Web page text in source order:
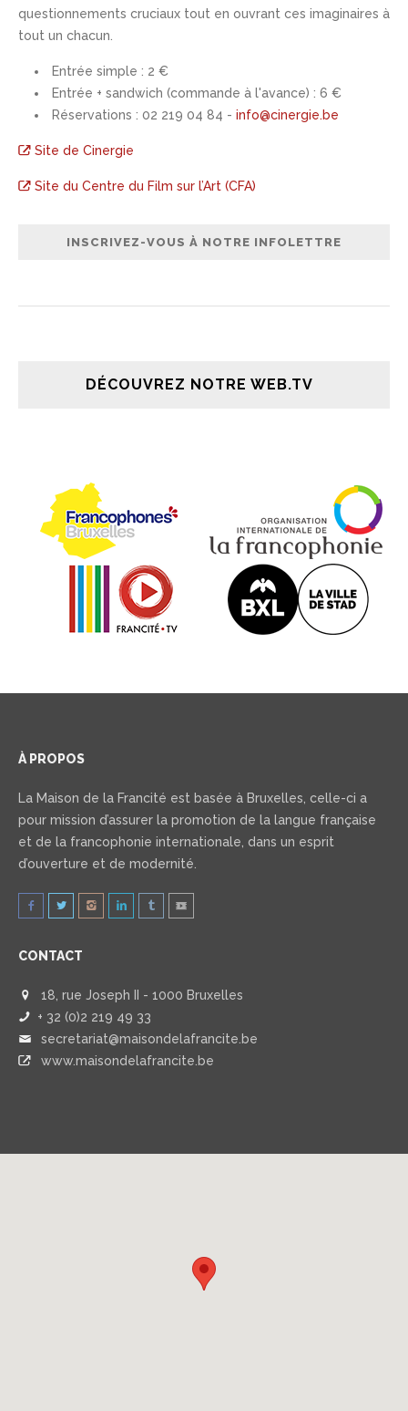
questionnements cruciaux tout en ouvrant ces imaginaires à
tout un chacun.
Entrée simple : 2 €
Entrée + sandwich (commande à l'avance) : 6 €
Réservations : 02 219 04 84 - info@cinergie.be
Site de Cinergie
Site du Centre du Film sur l’Art (CFA)
DÉCOUVREZ NOTRE WEB.TV
À PROPOS
La Maison de la Francité est basée à Bruxelles, celle-ci a
pour mission d’assurer la promotion de la langue française
et de la francophonie internationale, dans un esprit
d’ouverture et de modernité.
CONTACT
18, rue Joseph II - 1000 Bruxelles
+ 32 (0)2 219 49 33
secretariat@maisondelafrancite.be
www.maisondelafrancite.be